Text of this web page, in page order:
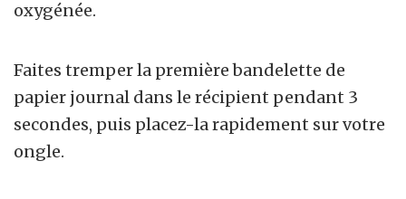
oxygénée.
Faites tremper la première bandelette de
papier journal dans le récipient pendant 3
secondes, puis placez-la rapidement sur votre
ongle.